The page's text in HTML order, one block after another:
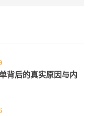
背后的真实原因与内